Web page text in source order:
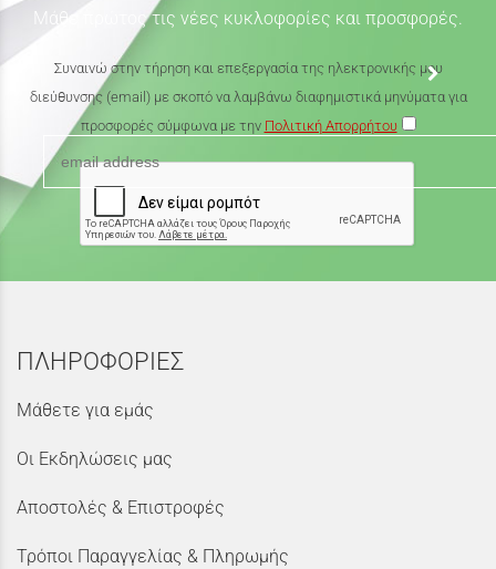
Μάθε πρώτος τις νέες κυκλοφορίες και προσφορές.
Συναινώ στην τήρηση και επεξεργασία της ηλεκτρονικής μου
διεύθυνσης (email) με σκοπό να λαμβάνω διαφημιστικά μηνύματα για
προσφορές σύμφωνα με την Πολιτική Απορρήτου
ΠΛΗΡΟΦΟΡΙΕΣ
Μάθετε για εμάς
Οι Εκδηλώσεις μας
Αποστολές & Επιστροφές
Τρόποι Παραγγελίας & Πληρωμής